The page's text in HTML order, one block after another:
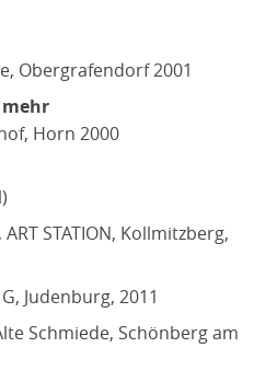
Obergrafendorf2001
Horn 2000
, ART STATION, Kollmitzberg,
Judenburg, 2011
Schmiede, Schönberg am